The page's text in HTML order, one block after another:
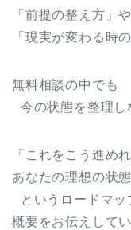
「前提の整え方」
「現実が変わる時
無料相談の中でも
今の状態を整理し
「これをこう進め
あなたの理想の状
というロードマッ
概要をお伝えしてい